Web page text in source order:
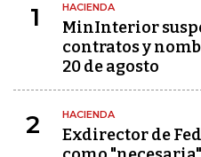
1 HACIENDA
MinInterior
contratos y
20 de agosto
2 HACIENDA
Exdirector de